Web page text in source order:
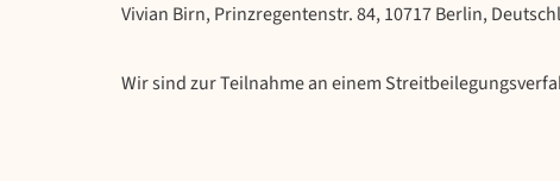
Vivian Birn, Prinzregentenstr. 84, 10717 Berlin,
Wir sind zur Teilnahme an einem